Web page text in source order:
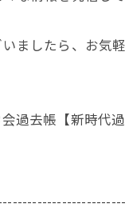
ましたら、お気
過去帳【新時代